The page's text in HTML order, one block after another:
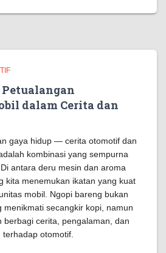
Petualangan
dalam Cerita dan
gaya hidup — cerita otomotif dan
kombinasi yang sempurna
antara deru mesin dan aroma
kita menemukan ikatan yang kuat
mobil. Ngopi bareng bukan
menikmati secangkir kopi, namun
berbagi cerita, pengalaman, dan
otomotif.